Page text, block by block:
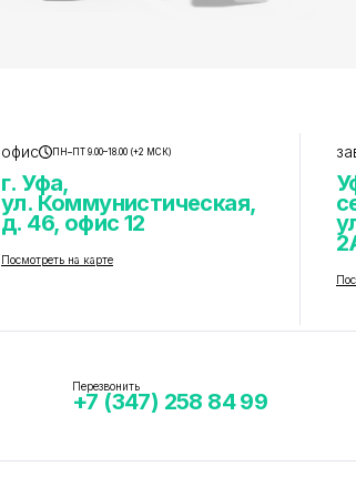
офис ПН–ПТ 9.00–18.00 (+2 МСК)
г. Уфа,
ул. Коммунистическая,
д. 46, офис 12
Посмотреть на карте
Перезвонить
+7 (347) 258 84 99